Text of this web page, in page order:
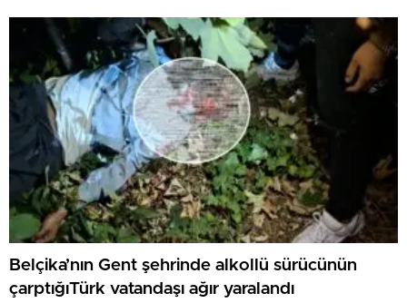
Belçika’nın Gent şehrinde alkollü sürücünün
çarptığıTürk vatandaşı ağır yaralandı